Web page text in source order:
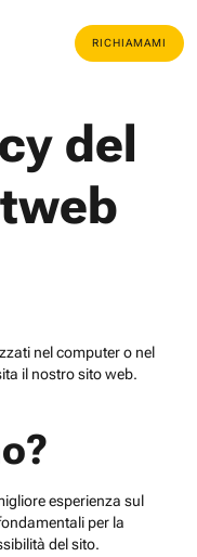
RICHIAMAMI
del
nel computer o nel
il nostro sito web.
esperienza sul
per la
del sito.